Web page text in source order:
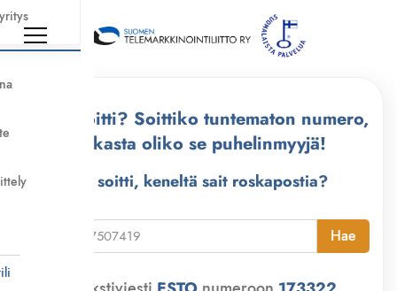
Kuka soitti? Soittiko tuntematon numero,
tarkasta oliko se puhelinmyyjä!
Kuka soitti, keneltä sait roskapostia?
Hae